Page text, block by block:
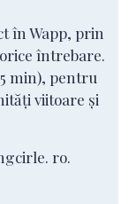
în Wapp, prin
întrebare.
min), pentru
viitoare și
ro.